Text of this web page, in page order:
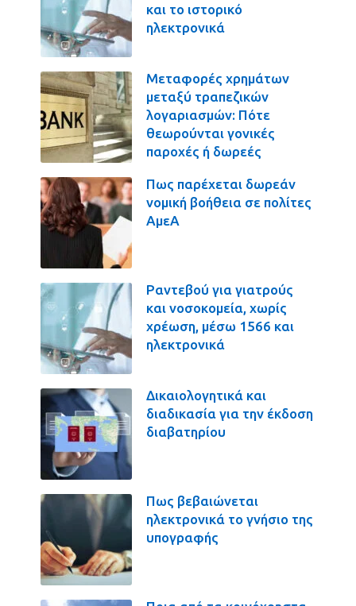
και το ιστορικό
ηλεκτρονικά
Μεταφορές χρημάτων
μεταξύ τραπεζικών
λογαριασμών: Πότε
θεωρούνται γονικές
παροχές ή δωρεές
Πως παρέχεται δωρεάν
νομική βοήθεια σε πολίτες
ΑμεΑ
Ραντεβού για γιατρούς
και νοσοκομεία, χωρίς
χρέωση, μέσω 1566 και
ηλεκτρονικά
Δικαιολογητικά και
διαδικασία για την έκδοση
διαβατηρίου
Πως βεβαιώνεται
ηλεκτρονικά το γνήσιο της
υπογραφής